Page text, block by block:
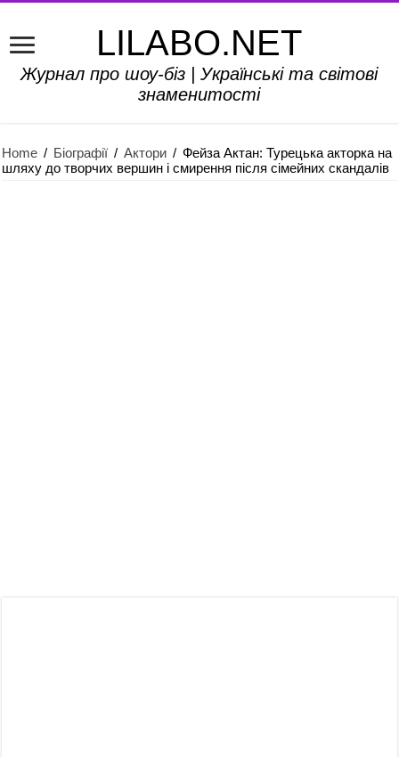
LILABO.NET
Журнал про шоу-біз | Українські та світові
знаменитості
Home / Біографії / Актори / Фейза Актан: Турецька акторка на
шляху до творчих вершин і смирення після сімейних скандалів